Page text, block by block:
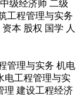
中级经济师 二级
工程管理与实务
资本 股权 国学 人
管理与实务 机电
电工程管理与实
理 建设工程经济